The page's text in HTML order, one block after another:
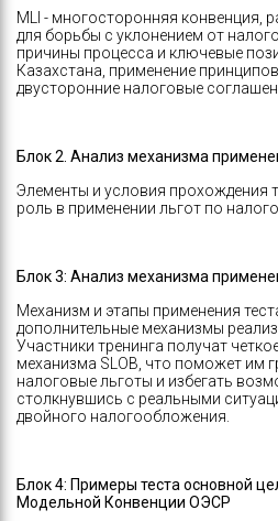
MLI - многосторонняя конвенция,
для борьбы с уклонением от
причины процесса и ключевые
Казахстана, применение
двусторонние налоговые
Блок 2. Анализ механизма
Элементы и условия прохождения
роль в применении льгот по
Блок 3: Анализ механизма
Механизм и этапы применения
дополнительные механизмы
Участники тренинга получат
механизма SLOB, что поможет им
налоговые льготы и избегать
столкнувшись с реальными
двойного налогообложения.
Блок 4: Примеры теста основной
Модельной Конвенции ОЭСР